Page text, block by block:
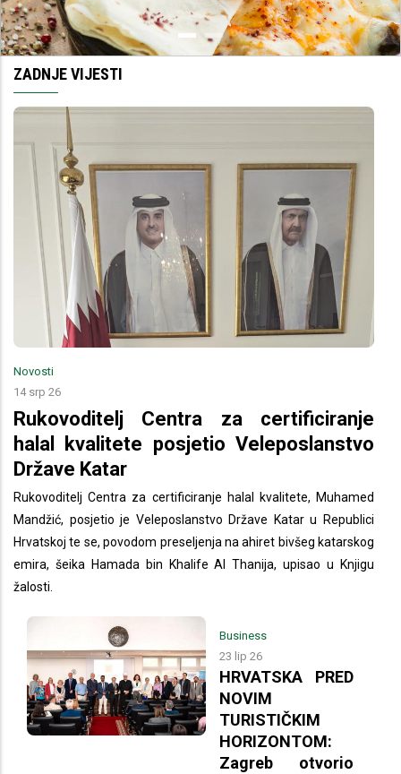
ZADNJE VIJESTI
Novosti
14 srp 26
Rukovoditelj Centra za certificiranje
halal kvalitete posjetio Veleposlanstvo
Države Katar
Rukovoditelj Centra za certificiranje halal kvalitete, Muhamed
Mandžić, posjetio je Veleposlanstvo Države Katar u Republici
Hrvatskoj te se, povodom preseljenja na ahiret bivšeg katarskog
emira, šeika Hamada bin Khalife Al Thanija, upisao u Knjigu
žalosti.
Business
23 lip 26
HRVATSKA PRED
NOVIM
TURISTIČKIM
HORIZONTOM:
Zagreb otvorio